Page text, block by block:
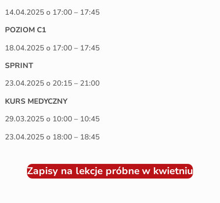
14.04.2025 o 17:00 – 17:45
POZIOM C1
18.04.2025 o 17:00 – 17:45
SPRINT
23.04.2025 o 20:15 – 21:00
KURS MEDYCZNY
29.03.2025 o 10:00 – 10:45
23.04.2025 o 18:00 – 18:45
Zapisy na lekcje próbnew kwietniu